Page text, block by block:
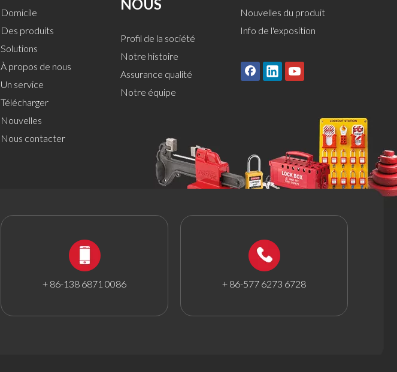
Domicile
Des produits
Solutions
À propos de nous
Un service
Télécharger
Nouvelles
Nous contacter
NOUS
Profil de la société
Notre histoire
Assurance qualité
Notre équipe
Nouvelles du produit
Info de l'exposition
+ 86-138 6871 0086 + 86-577 6273 6728